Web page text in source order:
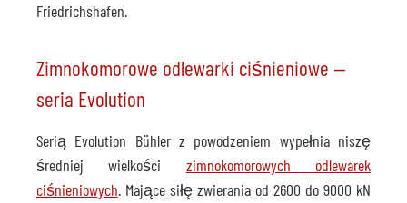
Friedrichshafen.
Zimnokomorowe odlewarki ciśnieniowe —
seria Evolution
Serią Evolution Bühler z powodzeniem wypełnia niszę
średniej wielkości zimnokomorowych odlewarek
ciśnieniowych. Mające siłę zwierania od 2600 do 9000 kN